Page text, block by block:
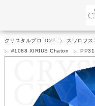
クリスタルプロ TOP スワロフス
#1088 XIRIUS Chaton